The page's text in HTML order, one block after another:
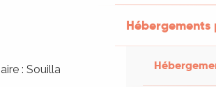
: Souillac à 4km